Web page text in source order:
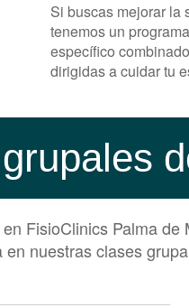
Si buscas mejorar la
tenemos un
específico
dirigidas a cuidar tu
FisioClinics Palma
nuestras clases